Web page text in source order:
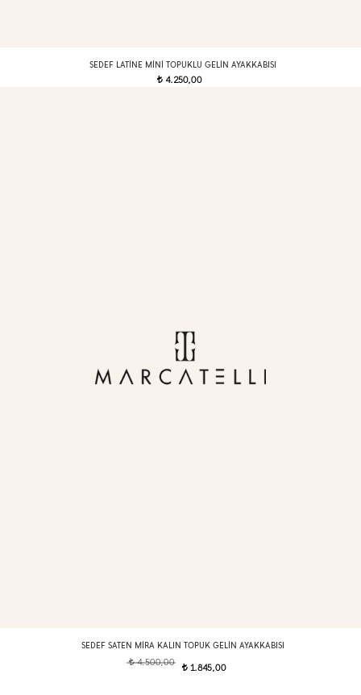
SEDEF LATINE MINI TOPUKLU GELIN AYAKKABISI
t 4.250,00
SEDEF SATEN MIRA KALIN TOPUK GELIN AYAKKABISI
t4.500,00 t 1.845,00